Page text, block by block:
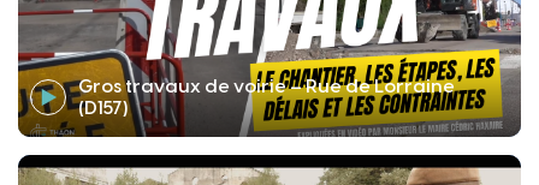
Gros travaux de voirie – Rue de Lorraine
(D157)